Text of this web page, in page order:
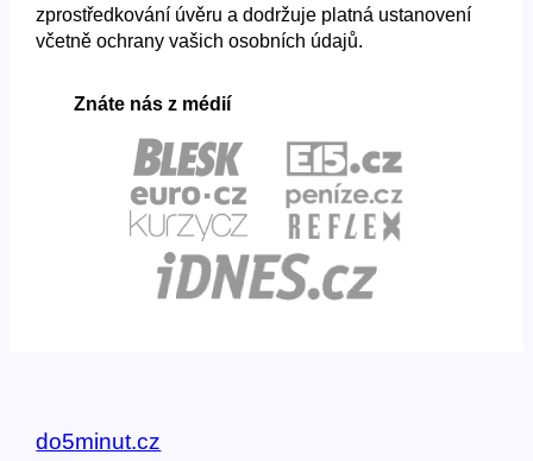
zprostředkování úvěru a dodržuje platná ustanovení
včetně ochrany vašich osobních údajů.
Znáte nás z médií
do5minut.cz